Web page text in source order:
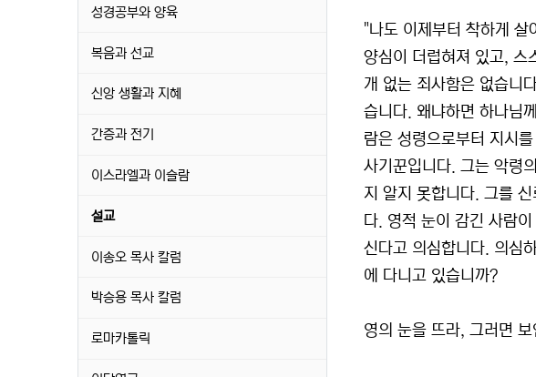
"나도 이제부터 착하게 살
양심이 더럽혀져 있고, 스
개 없는 죄사함은 없습니
습니다. 왜냐하면 하나님
람은 성령으로부터 지시
사기꾼입니다. 그는 악령
지 알지 못합니다. 그를
다. 영적 눈이 감긴 사람
신다고 의심합니다. 의심
에 다니고 있습니까?
영의 눈을 뜨라, 그러면 보
성경공부와 양육
복음과 선교
신앙 생활과 지혜
간증과 전기
이스라엘과 이슬람
설교
이송오 목사 칼럼
박승용 목사 칼럼
로마카톨릭